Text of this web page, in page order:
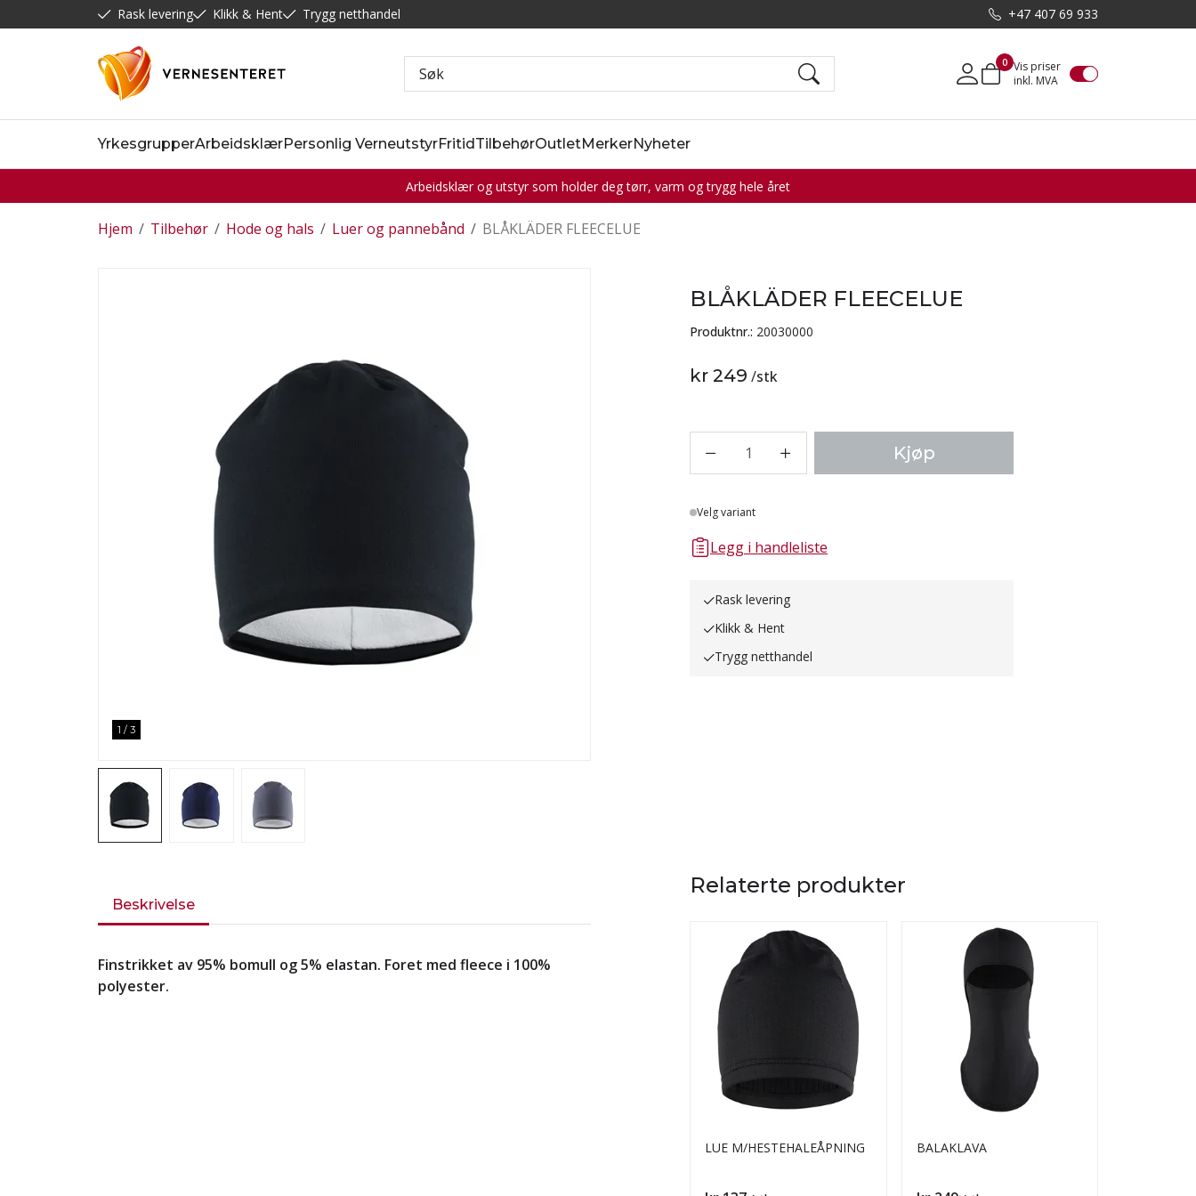
Rask levering Klikk & Hent Trygg netthandel +47 407 69 933
Mine sider
0 Vis priser
inkl. MVA
YrkesgrupperArbeidsklærPersonlig VerneutstyrFritidTilbehørOutletMerkerNyheter
Arbeidsklær og utstyr som holder deg tørr, varm og trygg hele året
/
Hjem /
Tilbehør /
Hode og hals /
Luer og pannebånd BLÅKLÄDER FLEECELUE
1 / 3
BLÅKLÄDER FLEECELUE
Produktnr.: 20030000
kr 249 /stk
1 Kjøp
Lager
Velg variant
Legg i handleliste
Rask levering
Klikk & Hent
Trygg netthandel
Beskrivelse
Finstrikket av 95% bomull og 5% elastan. Foret med fleece i 100%
polyester.
Relaterte produkter
LUE M/HESTEHALEÅPNING BALAKLAVA